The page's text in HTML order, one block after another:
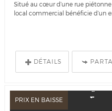
Situé au cœur d’une rue
local commercial bénéficie d’un
DÉTAILS
PRIX EN BAISSE